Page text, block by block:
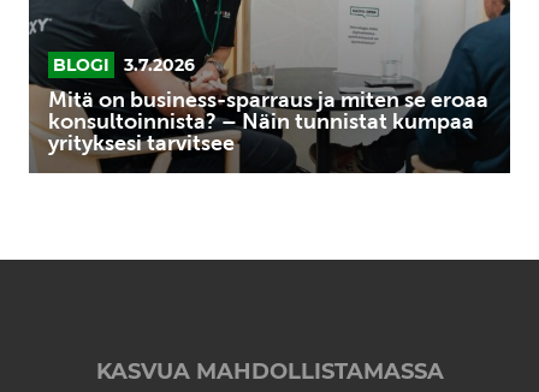
eroaa
konsultoinnista?
–
Näin
tunnistat
kumpaa
BLOGI 3.7.2026
Mitä on business-sparraus ja miten se eroaa
konsultoinnista? – Näin tunnistat kumpaa
yrityksesi tarvitsee
KASVUA MAHDOLLISTAMASSA